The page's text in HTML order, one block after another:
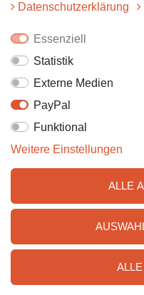
Lastschrift
Daten­schutz­erklärung
Essenziell
Statistik
Externe Medien
PayPal
Funktional
Weitere Einstellungen
ALLE